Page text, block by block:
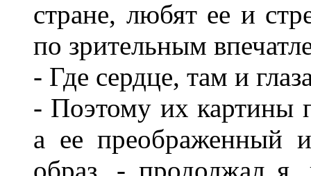
стране, любят ее и
по зрительным
- Где сердце, там и
- Поэтому их картины
а ее преображенный